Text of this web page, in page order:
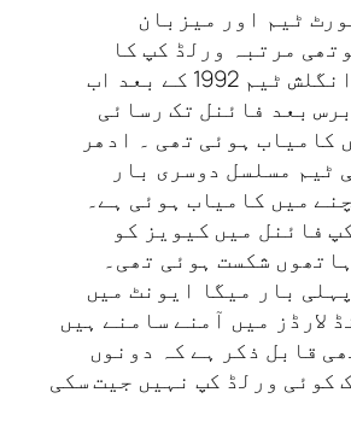
ٹیم اور میزبان
مرتبہ ورلڈ کپ کا
فائنل کھیلا، انگلش ٹیم 1992 کے بعد اب
بعد فائنل تک رسائی
کامیاب ہوئی تھی ۔ ادھر
ٹیم مسلسل دوسری بار
میں کامیاب ہوئی ہے۔
کپ فائنل میں کیویز کو
شکست ہوئی تھی۔
بار میگا ایونٹ میں
لارڈز میں آمنے سامنے ہیں
قابل ذکر ہے کہ دونوں
کوئی ورلڈ کپ نہیں جیت سکی